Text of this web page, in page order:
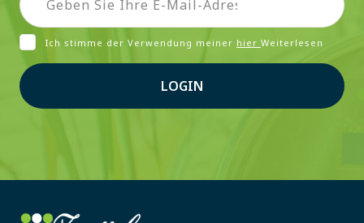
Ich stimme der Verwendung meiner hier Weiterlesen
LOGIN